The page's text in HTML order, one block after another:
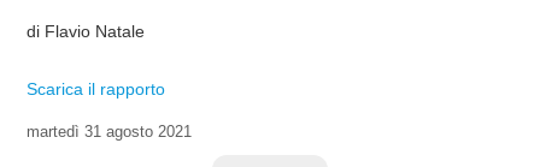
di Flavio Natale
Scarica il rapporto
martedì 31 agosto 2021